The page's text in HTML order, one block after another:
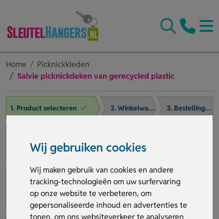
Wij gebruiken cookies
Wij maken gebruik van cookies en andere
tracking-technologieën om uw surfervaring
op onze website te verbeteren, om
gepersonaliseerde inhoud en advertenties te
tonen, om ons websiteverkeer te analyseren
Home
Picknickkleden
Salvie picknickdeken van gerecycled plastic
1. Product selecteren 2. Winkelwagen 3. Bestelling afronden